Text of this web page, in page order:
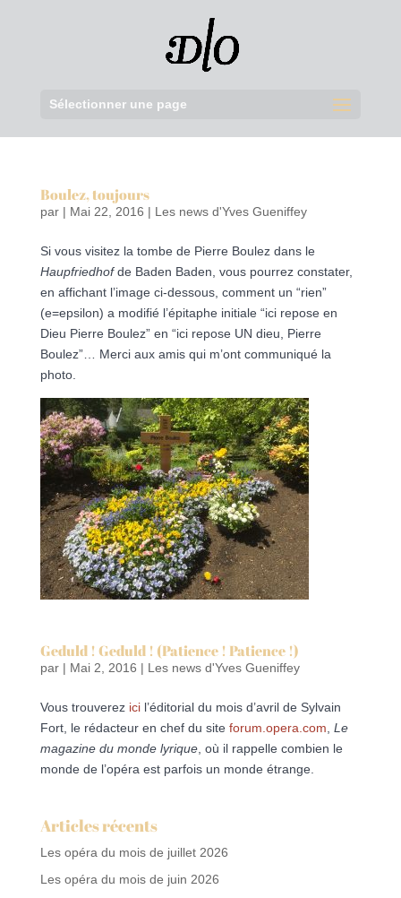
Sélectionner une page
Boulez, toujours
par | Mai 22, 2016 | Les news d'Yves Gueniffey
Si vous visitez la tombe de Pierre Boulez dans le
Haupfriedhofde Baden Baden, vous pourrez constater,
en affichant l’image ci-dessous, comment un “rien”
(e=epsilon) a modifié l’épitaphe initiale “ici repose en
Dieu Pierre Boulez” en “ici repose UN dieu, Pierre
Boulez”… Merci aux amis qui m’ont communiqué la
photo.
Geduld ! Geduld ! (Patience ! Patience !)
par | Mai 2, 2016 | Les news d'Yves Gueniffey
Vous trouverez icil’éditorial du mois d’avril de Sylvain
Fort, le rédacteur en chef du site forum.opera.com Le
magazine du monde lyrique, où il rappelle combien le
monde de l’opéra est parfois un monde étrange.
Articles récents
Les opéra du mois de juillet 2026
Les opéra du mois de juin 2026